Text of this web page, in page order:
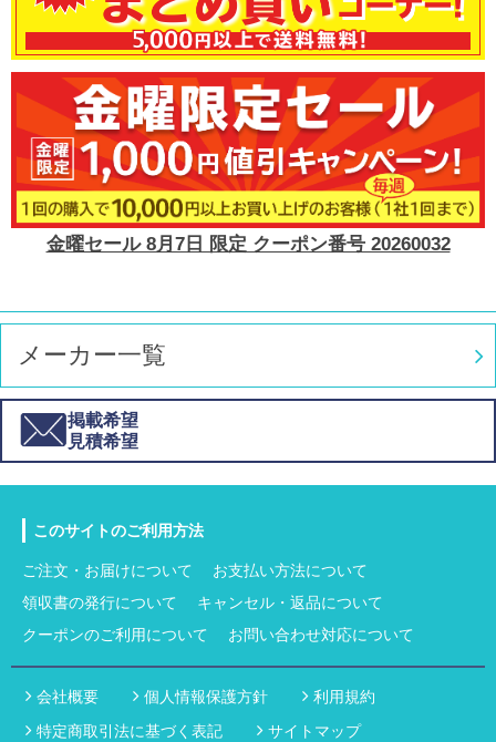
金曜セール 8月7日 限定 クーポン番号 20260032
メーカー一覧
掲載希望
見積希望
このサイトのご利用方法
ご注文・お届けについて
お支払い方法について
領収書の発行について
キャンセル・返品について
クーポンのご利用について
お問い合わせ対応について
会社概要 個人情報保護方針
利用規約
特定商取引法に基づく表記
サイトマップ